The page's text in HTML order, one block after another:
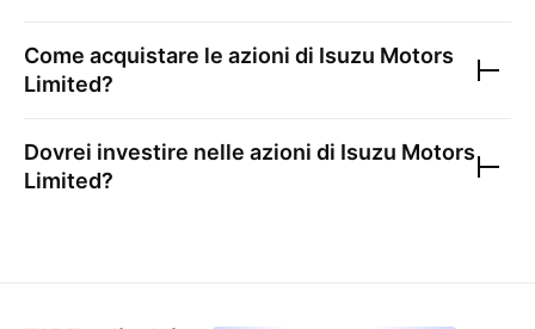
Come acquistare le azioni di Isuzu Motors
Limited?
Dovrei investire nelle azioni di Isuzu Motors
Limited?